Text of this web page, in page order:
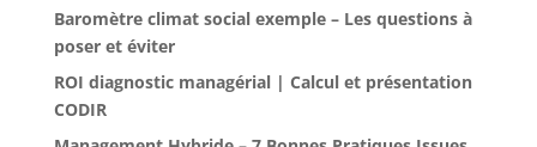
Baromètre climat social exemple – Les questions à
poser et éviter
ROI diagnostic managérial | Calcul et présentation
CODIR